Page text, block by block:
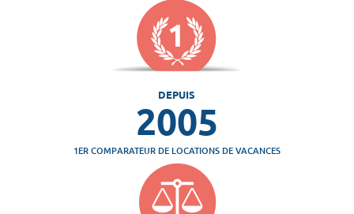
DEPUIS
2005
1ER COMPARATEUR DE LOCATIONS DE VACANCES